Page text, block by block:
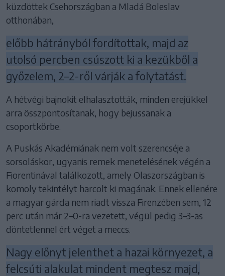
küzdöttek Csehországban a Mladá Boleslav
otthonában,
előbb hátrányból fordítottak, majd az
utolsó percben csúszott ki a kezükből a
győzelem, 2–2-ről várják a folytatást.
A hétvégi bajnokit elhalasztották, minden erejükkel
arra összpontosítanak, hogy bejussanak a
csoportkörbe.
A Puskás Akadémiának nem volt szerencséje a
sorsoláskor, ugyanis remek menetelésének végén a
Fiorentinával találkozott, amely Olaszországban is
komoly tekintélyt harcolt ki magának. Ennek ellenére
a magyar gárda nem riadt vissza Firenzében sem, 12
perc után már 2–0-ra vezetett, végül pedig 3–3-as
döntetlennel ért véget a meccs.
Nagy előnyt jelenthet a hazai környezet, a
felcsúti alakulat mindent megtesz majd,